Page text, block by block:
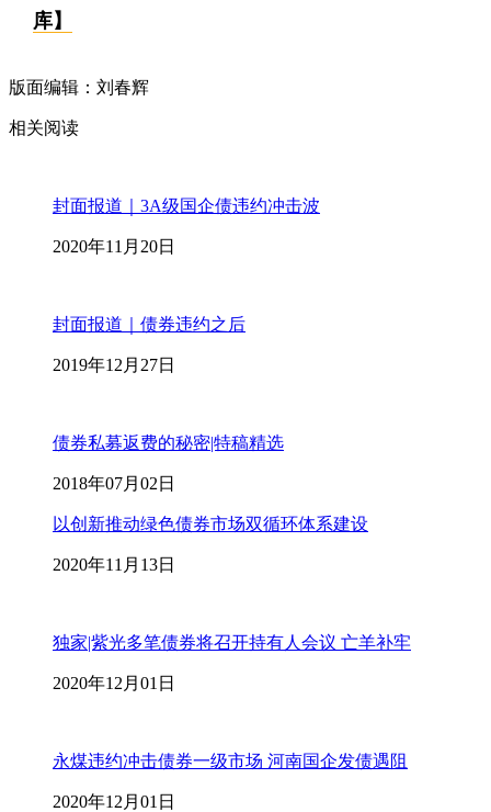
库】
版面编辑：刘春辉
相关阅读
封面报道｜3A级国企债违约冲击波
2020年11月20日
封面报道｜债券违约之后
2019年12月27日
债券私募返费的秘密|特稿精选
2018年07月02日
以创新推动绿色债券市场双循环体系建设
2020年11月13日
独家|紫光多笔债券将召开持有人会议 亡羊补牢
2020年12月01日
永煤违约冲击债券一级市场 河南国企发债遇阻
2020年12月01日